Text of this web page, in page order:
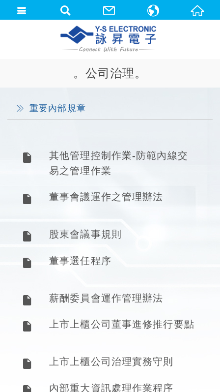
。公司治理。
重要內部規章
其他管理控制作業-防範內線交
易之管理作業
董事會議運作之管理辦法
股東會議事規則
董事選任程序
薪酬委員會運作管理辦法
上市上櫃公司董事進修推行要點
上市上櫃公司治理實務守則
內部重大資訊處理作業程序
中文(繁體)
English